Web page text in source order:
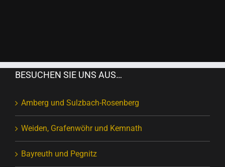
BESUCHEN SIE UNS AUS…
Amberg und Sulzbach-Rosenberg
Weiden, Grafenwöhr und Kemnath
Bayreuth und Pegnitz